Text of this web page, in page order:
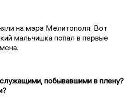
на мэра Мелитополя. Вот
мальчишка попал в первые
побывавшими в плену?